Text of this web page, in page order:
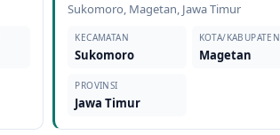
Sukomoro, Magetan, Jawa Timur
KECAMATAN
Sukomoro
KOTA/KABUPATEN
Magetan
PROVINSI
Jawa Timur